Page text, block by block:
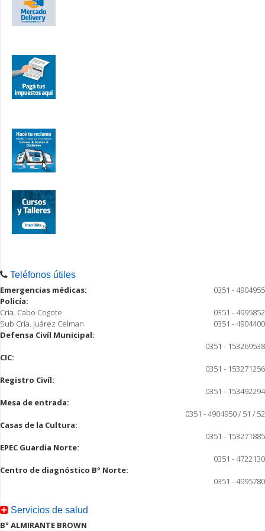
Teléfonos útiles
Emergencias médicas:
0351 - 4904955
Policía:
Cria. Cabo Cogote
0351 - 4995852
Sub Cria. Juárez Celman
0351 - 4904400
Defensa Civíl Municipal:
0351 - 153269538
CIC:
0351 - 153271256
Registro Civíl:
0351 - 153492294
Mesa de entrada:
0351 - 4904950 / 51 / 52
Casas de la Cultura:
0351 - 153271885
EPEC Guardia Norte:
0351 - 4722130
Centro de diagnóstico B° Norte:
0351 - 4995780
Servicios de salud
B° ALMIRANTE BROWN